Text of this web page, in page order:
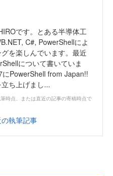
です。とある半導体工
C#, PowerShellによ
を楽しんでいます。最近
について書いていま
PowerShell from Japan!!
ち上げまし...
時点、または直近の記事の寄稿時点で
執筆記事